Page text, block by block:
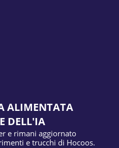
ALIMENTATA
DELL'IA
e rimani aggiornato
e trucchi di Hocoos.